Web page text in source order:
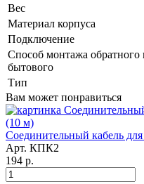
Вес
Материал корпуса
Подключение
Способ монтажа обратного
бытового
Тип
Вам может понравиться
Соединительный кабель
Арт. КПК2
194 р.